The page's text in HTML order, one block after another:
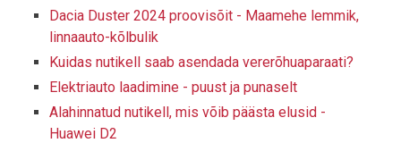
Dacia Duster 2024 proovisõit - Maamehe lemmik,
linnaauto-kõlbulik
Kuidas nutikell saab asendada vererõhuaparaati?
Elektriauto laadimine - puust ja punaselt
Alahinnatud nutikell, mis võib päästa elusid -
Huawei D2